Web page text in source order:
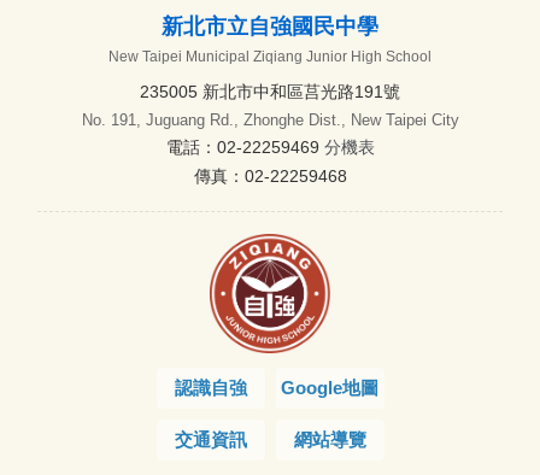
新北市立自強國民中學
New Taipei Municipal Ziqiang Junior High School
235005 新北市中和區莒光路191號
No. 191, Juguang Rd., Zhonghe Dist., New Taipei City
電話：02-22259469 分機表
傳真：02-22259468
認識自強 Google地圖
交通資訊 網站導覽